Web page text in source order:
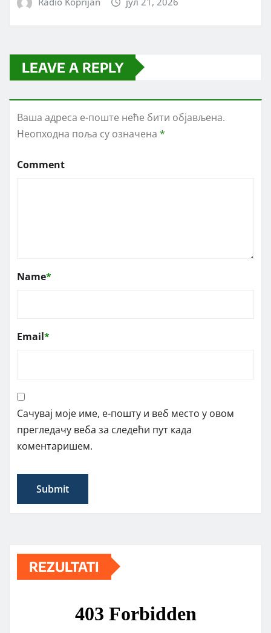
LEAVE A REPLY
Ваша адреса е-поште неће бити објављена.
Неопходна поља су означена *
Comment
Name*
Email*
Сачувај моје име, е-пошту и веб место у овом
прегледачу веба за следећи пут када
коментаришем.
REZULTATI